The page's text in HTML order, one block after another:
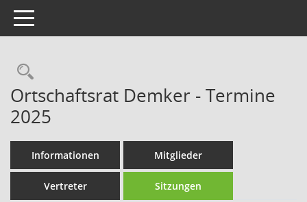
Toggle navigation
Rechercheauswahl
Ortschaftsrat Demker - Termine
2025
Informationen Mitglieder
Vertreter Sitzungen